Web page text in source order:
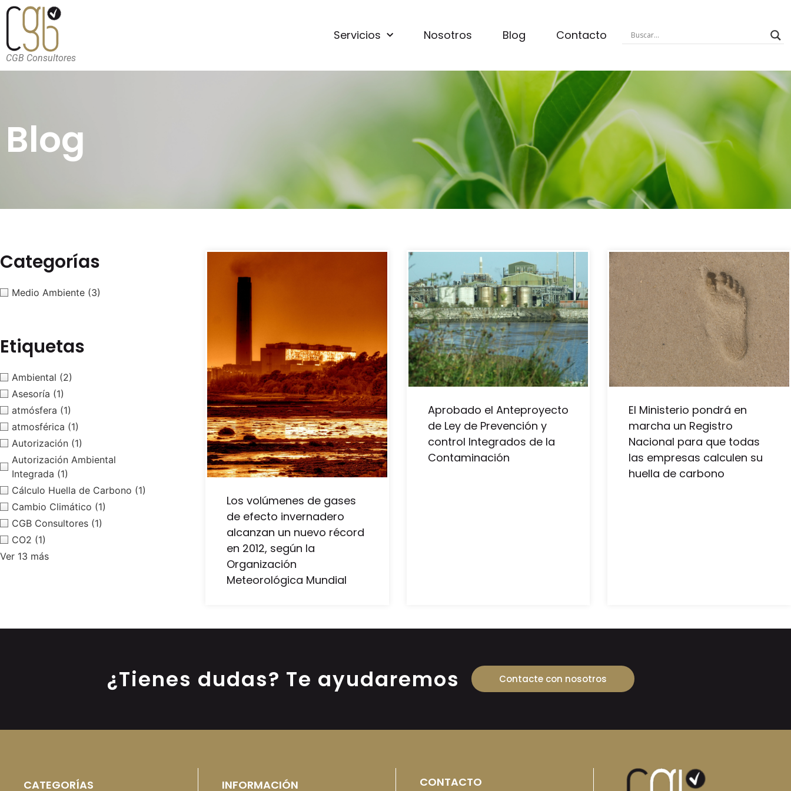
CGB Consultores
Servicios Nosotros Blog Contacto
Blog
Categorías
Medio Ambiente (3)
Etiquetas
Ambiental (2)
Asesoría (1)
atmósfera (1)
atmosférica (1)
Autorización (1)
Autorización Ambiental
Integrada (1)
Cálculo Huella de Carbono (1)
Cambio Climático (1)
CGB Consultores (1)
CO2 (1)
Ver 13 más
Los volúmenes de gases
de efecto invernadero
alcanzan un nuevo récord
en 2012, según la
Organización
Meteorológica Mundial
Aprobado el Anteproyecto
de Ley de Prevención y
control Integrados de la
Contaminación
El Ministerio pondrá en
marcha un Registro
Nacional para que todas
las empresas calculen su
huella de carbono
¿Tienes dudas? Te ayudaremos Contacte con nosotros
CATEGORÍAS INFORMACIÓN CONTACTO